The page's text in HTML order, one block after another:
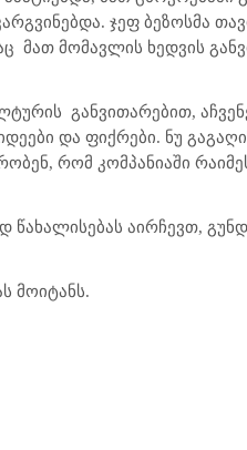
ჯეფ ბეზოსმა
მათ მომავლის ხედვის
განვითარებით,
და ფიქრები. ნუ
რომ კომპანიაში
აირჩევთ,
მოიტანს.